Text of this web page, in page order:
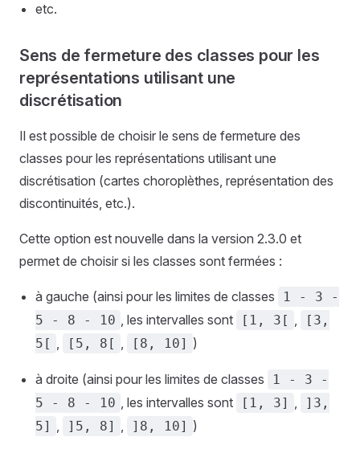
etc.
Sens de fermeture des classes pour les
représentations utilisant une
discrétisation
Il est possible de choisir le sens de fermeture des
classes pour les représentations utilisant une
discrétisation (cartes choroplèthes, représentation des
discontinuités, etc.).
Cette option est nouvelle dans la version 2.3.0 et
permet de choisir si les classes sont fermées :
à gauche (ainsi pour les limites de classes
1 - 3 -
5 - 8 - 10 , les intervalles sont [1, 3[ ,
[3,
5[ , [5, 8[ , [8, 10] )
à droite (ainsi pour les limites de classes
1 - 3 -
5 - 8 - 10 , les intervalles sont [1, 3] ,
]3,
5] , ]5, 8] , ]8, 10] )